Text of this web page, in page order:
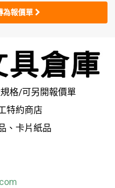
為報價單
格/可另開報價單
特約商店
、卡片紙品